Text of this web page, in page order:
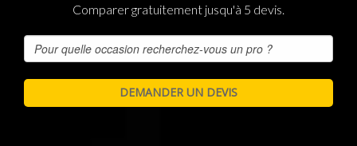
Comparer gratuitement jusqu'à 5 devis.